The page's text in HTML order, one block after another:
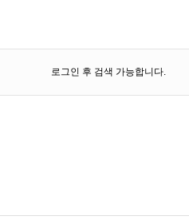
로그인 후 검색 가능합니다.